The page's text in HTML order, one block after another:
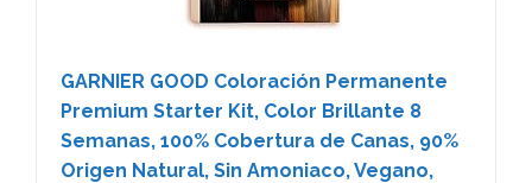
GARNIER GOOD Coloración Permanente
Premium Starter Kit, Color Brillante 8
Semanas, 100% Cobertura de Canas, 90%
Origen Natural, Sin Amoniaco, Vegano,